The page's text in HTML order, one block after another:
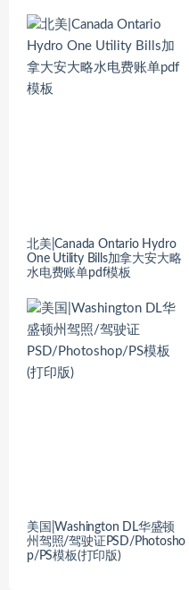
北美|Canada Ontario Hydro
One Utility Bills加拿大安大略
水电费账单pdf模板
美国|Washington DL华盛顿
州驾照/驾驶证PSD/Photosho
p/PS模板(打印版)